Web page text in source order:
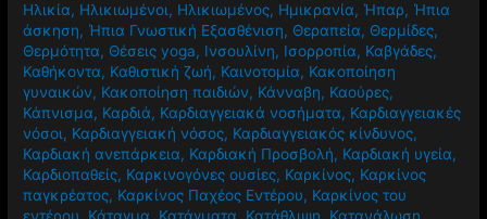
Ηλικία, Ηλικιωμένοι, Ηλικιωμένος, Ημικρανία, Ήπαρ, Ήπια
άσκηση, Ήπια Γνωστική Εξασθένιση, Θεραπεία, Θερμίδες,
Θερμότητα, Θέσεις yoga, Ινσουλίνη, Ισορροπία, Καβγάδες,
Καθήκοντα, Καθιστική ζωή, Καινοτομία, Κακοποίηση
γυναικών, Κακοποίηση παιδιών, Κάνναβη, Καούρες,
Κάπνισμα, Καρδιά, Καρδιαγγειακά νοσήματα, Καρδιαγγειακές
νόσοι, Καρδιαγγειακή νόσος, Καρδιαγγειακός κίνδυνος,
Καρδιακή ανεπάρκεια, Καρδιακή Προσβολή, Καρδιακή υγεία,
Καρδιοπαθείς, Καρκινογόνες ουσίες, Καρκίνος, Καρκίνος
παγκρέατος, Καρκίνος Παχέος Εντέρου, Καρκίνος του